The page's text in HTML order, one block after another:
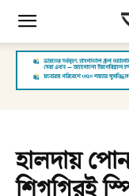
হালদায়